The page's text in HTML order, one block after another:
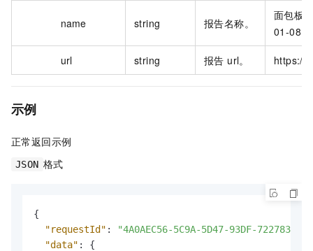
name string 报告名称。
面包板-
01-08
url string 报告 url。 https://
示例
正常返回示例
JSON 格式
{
"requestId" :
"4A0AEC56-5C9A-5D47-93DF-
"data" :
{